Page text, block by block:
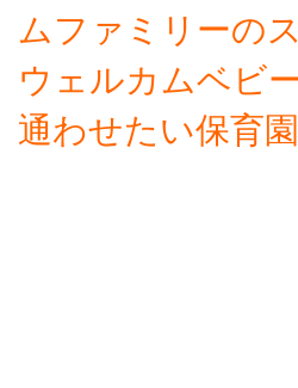
ムファミリーの
ウェルカムベビ
通わせたい保育園